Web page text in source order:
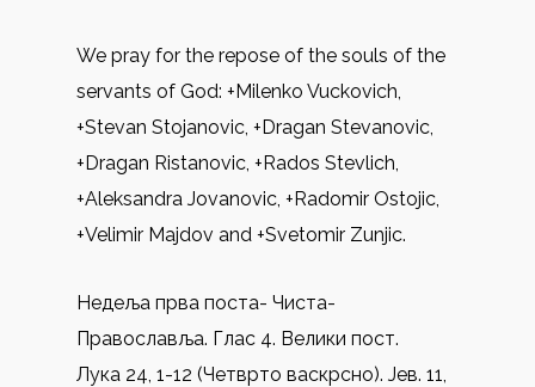
We pray for the repose of the souls of the
servants of God: +Milenko Vuckovich,
+Stevan Stojanovic, +Dragan Stevanovic,
+Dragan Ristanovic, +Rados Stevlich,
+Aleksandra Jovanovic, +Radomir Ostojic,
+Velimir Majdov and +Svetomir Zunjic.
Недеља прва поста- Чиста-
Православља. Глас 4. Велики пост.
Лука 24, 1-12 (Четврто васкрсно). Јев. 11,